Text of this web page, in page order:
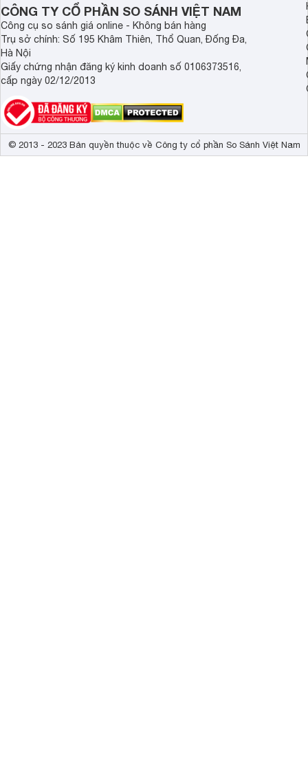
CÔNG TY CỔ PHẦN SO SÁNH VIỆT NAM
Công cụ so sánh giá online - Không bán hàng
Trụ sở chính: Số 195 Khâm Thiên, Thổ Quan, Đống Đa,
Hà Nội
Giấy chứng nhận đăng ký kinh doanh số 0106373516,
cấp ngày 02/12/2013
© 2013 - 2023 Bản quyền thuộc về Công ty cổ phần So Sánh Việt Nam